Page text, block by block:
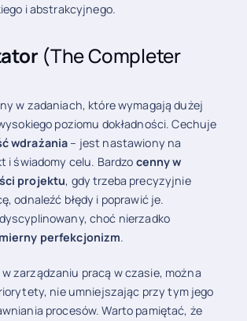
i abstrakcyjnego.
(The Completer
w zadaniach, które wymagają dużej
poziomu dokładności. Cechuje
wdrażania– jest nastawiony na
i świadomy celu. Bardzo cenny w
projektu, gdy trzeba precyzyjnie
odnaleźć błędy i poprawić je.
choć nierzadko
perfekcjonizm.
zarządzaniu pracą w czasie, można
nie umniejszając przy tym jego
procesów. Warto pamiętać, że